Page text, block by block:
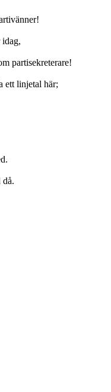
idag,
partisekreterare!
ett linjetal här;
då.